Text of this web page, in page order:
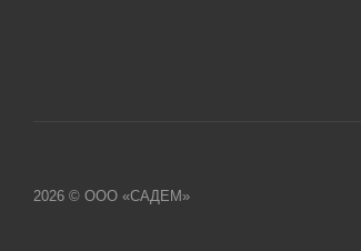
2026 © ООО «САДЕМ»